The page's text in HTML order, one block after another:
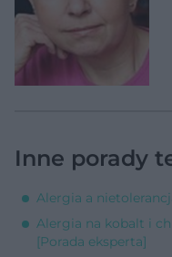
Inne porady
Alergia a
Alergia na kobalt i
[Porada eksperta]